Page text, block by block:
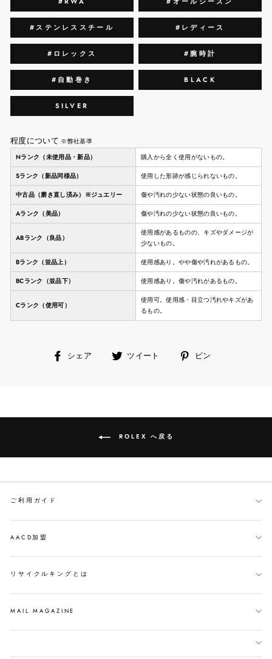
#ステンレススチール #レディース
#ロレックス #腕時計
#自動巻き BLACK
SILVER
程度について ※弊社基準
Nランク（未使用品・新品）
購入から全く使用がないもの。
Sランク（新品同様品） 使用した形跡が感じられないもの。
中古品（磨き直し済み）※ジュエリー 傷や汚れの少ない状態の良いもの。
Aランク（美品） 傷や汚れの少ない状態の良いもの。
ABランク（良品）
使用感があるものの、キズやダメージが
少ないもの。
Bランク（並品上） 使用感あり。やや傷や汚れがあるもの。
BCランク（並品下） 使用感あり。傷や汚れがあるもの。
Cランク（使用可）
使用可。使用感・目立つ汚れやキズがあ
るもの。
シェア
facebook
る
ツイート ピン
ROLEX へ戻る
ご利用ガイド
AACD加盟
リサイクルキングとは
MAIL MAGAZINE